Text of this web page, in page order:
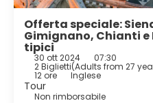
Offerta speciale:
Gimignano, Chianti e
tipici
30 ott 2024 07:30
2 Biglietti(Adults from 27
12 ore Inglese
Tour
Non rimborsabile